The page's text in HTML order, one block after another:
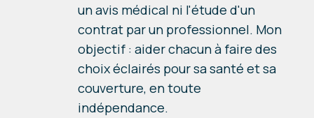
un avis médical ni l'étude d'un
contrat par un professionnel. Mon
objectif : aider chacun à faire des
choix éclairés pour sa santé et sa
couverture, en toute
indépendance.